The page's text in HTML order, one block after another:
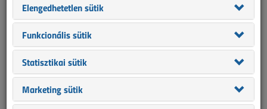
helyenként hiányos lehet (képek, táblázatok stb.).
Elengedhetetlen sütik
Funkcionális sütik
Statisztikai sütik
Marketing sütik